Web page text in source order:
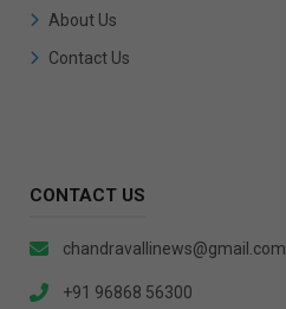
About Us
Contact Us
CONTACT US
chandravallinews@gmail.com
+91 96868 56300